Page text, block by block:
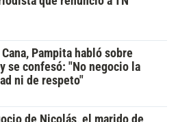
Pampita habló sobre
se confesó: "No negocio la
ni de respeto"